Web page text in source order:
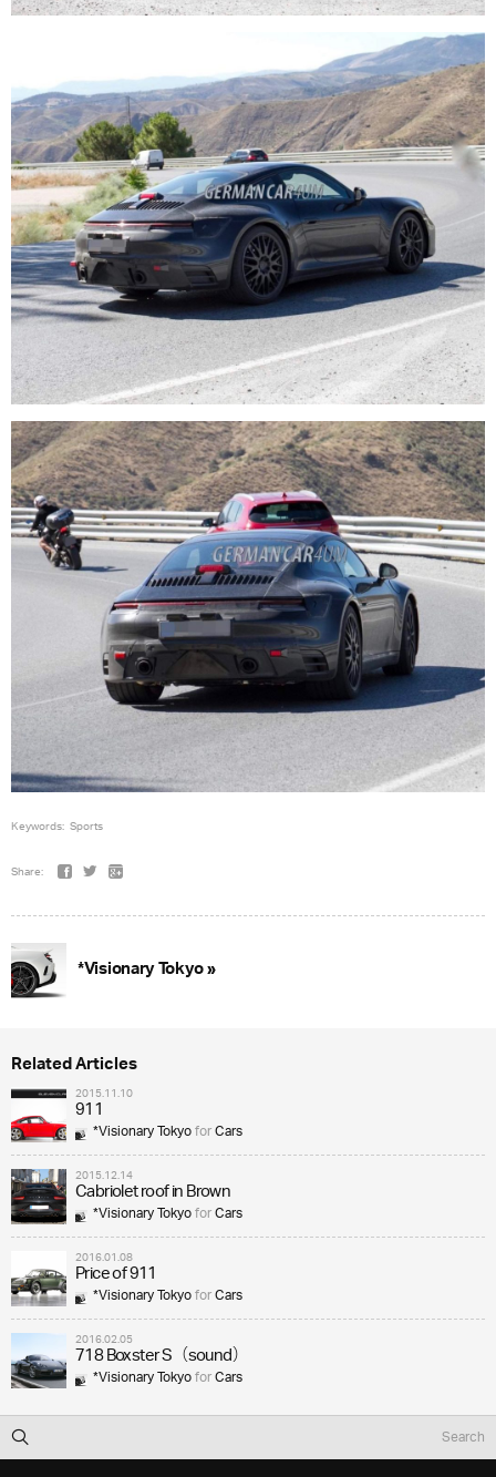
Keywords: Sports
Share:
*Visionary Tokyo »
Related Articles
2015.11.10
911
*Visionary TokyoforCars
2015.12.14
Cabriolet roof in Brown
*Visionary TokyoforCars
2016.01.08
Price of 911
*Visionary TokyoforCars
2016.02.05
718 Boxster S（sound）
*Visionary TokyoforCars